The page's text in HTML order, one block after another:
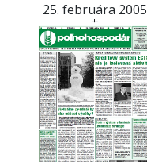
25. februára 2005